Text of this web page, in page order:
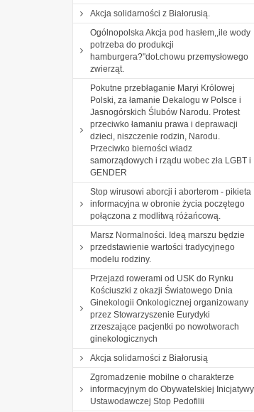
Akcja solidarności z Białorusią.
Ogólnopolska Akcja pod hasłem,,ile wody
potrzeba do produkcji
hamburgera?"dot.chowu przemysłowego
zwierząt.
Pokutne przebłaganie Maryi Królowej
Polski, za łamanie Dekalogu w Polsce i
Jasnogórskich Ślubów Narodu. Protest
przeciwko łamaniu prawa i deprawacji
dzieci, niszczenie rodzin, Narodu.
Przeciwko bierności władz
samorządowych i rządu wobec zła LGBT i
GENDER
Stop wirusowi aborcji i aborterom - pikieta
informacyjna w obronie życia poczętego
połączona z modlitwą różańcową.
Marsz Normalności. Ideą marszu będzie
przedstawienie wartości tradycyjnego
modelu rodziny.
Przejazd rowerami od USK do Rynku
Kościuszki z okazji Światowego Dnia
Ginekologii Onkologicznej organizowany
przez Stowarzyszenie Eurydyki
zrzeszające pacjentki po nowotworach
ginekologicznych
Akcja solidarności z Białorusią
Zgromadzenie mobilne o charakterze
informacyjnym do Obywatelskiej Inicjatywy
Ustawodawczej Stop Pedofilii